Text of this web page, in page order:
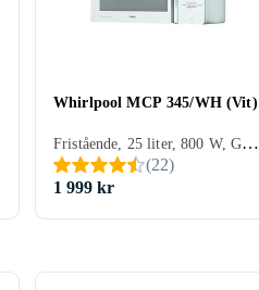
Whirlpool MCP 345/WH (Vit)
Fristående, 25 liter, 800 W, Grillfunktion
(22)
1 999 kr